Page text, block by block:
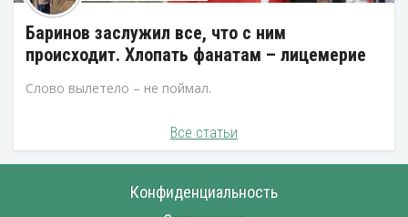
Баринов заслужил все, что с ним
происходит. Хлопать фанатам – лицемерие
Слово вылетело – не поймал.
Все статьи
Конфиденциальность